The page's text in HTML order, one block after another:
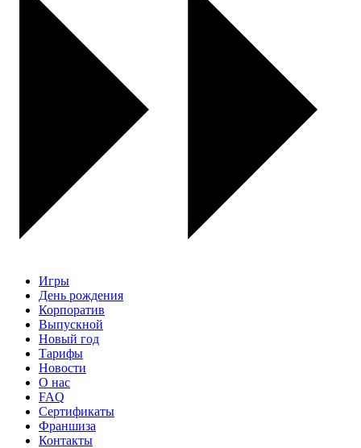
Игры
День рождения
Корпоратив
Выпускной
Новый год
Тарифы
Новости
О нас
FAQ
Сертификаты
Франшиза
Контакты